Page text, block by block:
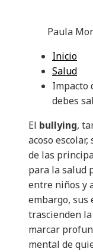
Paula
Inicio
Salud
Impacto
debes
El bullying,
acoso
de las
para la salud
entre niños y
embargo, sus
trascienden
marcar
mental de